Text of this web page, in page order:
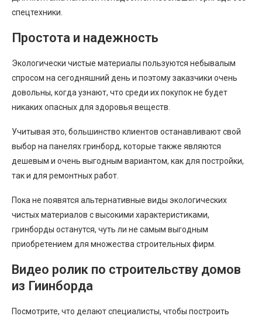
спецтехники.
Простота и надежность
Экологически чистые материалы пользуются небывалым
спросом на сегодняшний день и поэтому заказчики очень
довольны, когда узнают, что среди их покупок не будет
никаких опасных для здоровья веществ.
Учитывая это, большинство клиентов останавливают свой
выбор на панелях гринборд, которые также являются
дешевым и очень выгодным вариантом, как для постройки,
так и для ремонтных работ.
Пока не появятся альтернативные виды экологических
чистых материалов с высокими характеристиками,
гринборды останутся, чуть ли не самым выгодным
приобретением для множества строительных фирм.
Видео ролик по строительству домов
из Гиинборда
Посмотрите, что делают специалисты, чтобы построить